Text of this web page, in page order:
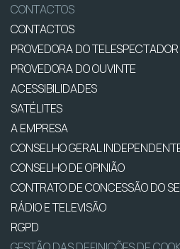
CONTACTOS
CONTACTOS
PROVEDORA DO TELESPECTADOR
PROVEDORA DO OUVINTE
ACESSIBILIDADES
SATÉLITES
A EMPRESA
CONSELHO GERAL
CONSELHO DE OPINIÃO
CONTRATO DE CONCESSÃO DO
RÁDIO E TELEVISÃO
RGPD